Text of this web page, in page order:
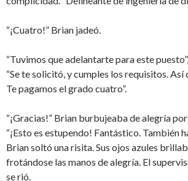
“¡Cuatro!” Brian jadeó.
“Tuvimos que adelantarte para este
“Se te solicitó, y cumples los requisitos. Así
Te pagamos el grado cuatro”.
“¡Gracias!” Brian burbujeaba de alegría
“¡Esto es estupendo! Fantástico. También
Brian soltó una risita. Sus ojos azules
frotándose las manos de alegría. El
se rió.